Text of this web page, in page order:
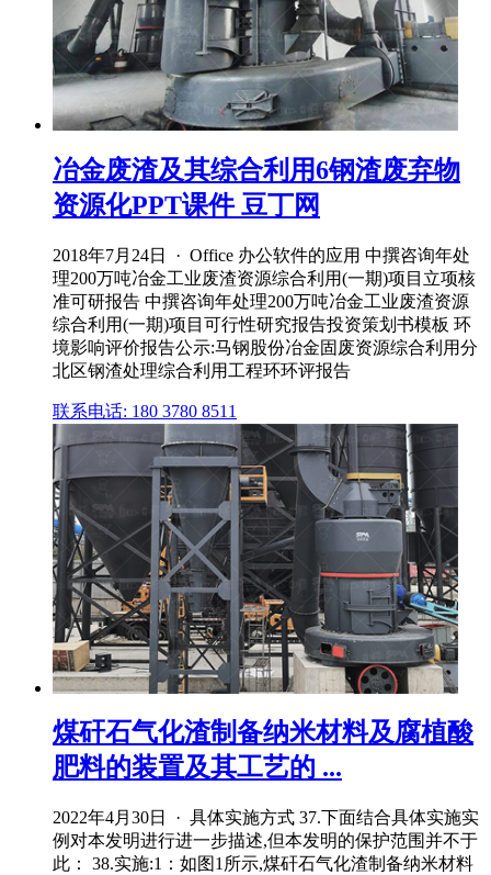
冶金废渣及其综合利用6钢渣废弃物
资源化PPT课件 豆丁网
2018年7月24日 · Office 办公软件的应用 中撰咨询年处
理200万吨冶金工业废渣资源综合利用(一期)项目立项核
准可研报告 中撰咨询年处理200万吨冶金工业废渣资源
综合利用(一期)项目可行性研究报告投资策划书模板 环
境影响评价报告公示:马钢股份冶金固废资源综合利用分
北区钢渣处理综合利用工程环环评报告
联系电话: 180 3780 8511
煤矸石气化渣制备纳米材料及腐植酸
肥料的装置及其工艺的 ...
2022年4月30日 · 具体实施方式 37.下面结合具体实施实
例对本发明进行进一步描述,但本发明的保护范围并不于
此： 38.实施:1：如图1所示,煤矸石气化渣制备纳米材料